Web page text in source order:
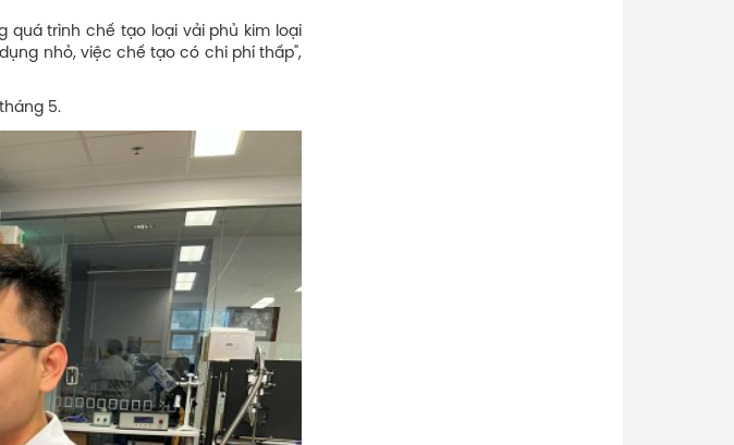
quá trình chế tạo loại vải phủ kim loại
nhỏ, việc chế tạo có chi phí thấp",
5.